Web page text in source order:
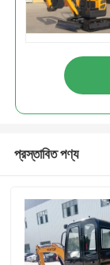
প্রস্তাবিত পণ্য